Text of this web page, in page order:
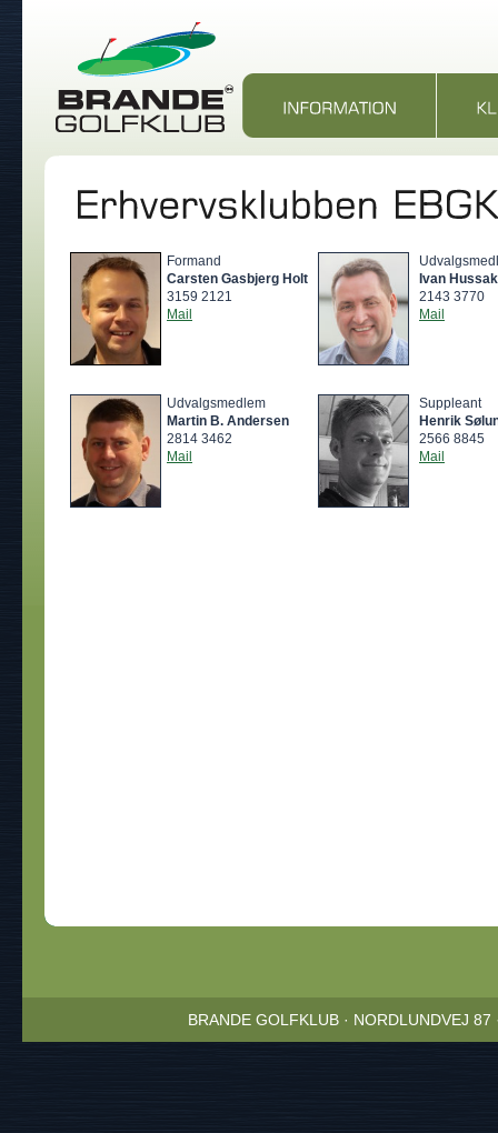
Formand
Carsten Gasbjerg Holt
3159 2121
Mail
Ivan Hussak
2143 3770
Mail
Udvalgsmedlem
Martin B. Andersen
2814 3462
Mail
Suppleant
Henrik
2566 8845
Mail
BRANDE GOLFKLUB · NORDLUNDVEJ